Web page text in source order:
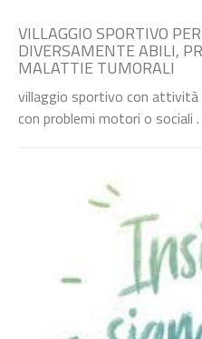
VILLAGGIO SPORTIVO
DIVERSAMENTE ABILI,
MALATTIE TUMORALI
villaggio sportivo con attività
con problemi motori o sociali .